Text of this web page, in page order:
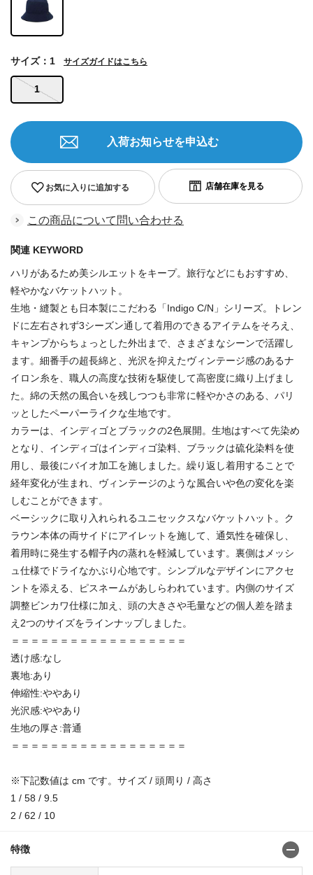
1
サイズ：1 サイズガイドはこちら
お気に入りに追加する
入荷お知らせを申込む
この商品について問い合わせる
関連 KEYWORD
ハリがあるため美シルエットをキープ。旅行などにもおすすめ、
軽やかなバケットハット。
生地・縫製とも日本製にこだわる「Indigo C/N」シリーズ。トレン
ドに左右されず3シーズン通して着用のできるアイテムをそろえ、
キャンプからちょっとした外出まで、さまざまなシーンで活躍し
ます。細番手の超長綿と、光沢を抑えたヴィンテージ感のあるナ
イロン糸を、職人の高度な技術を駆使して高密度に織り上げまし
た。綿の天然の風合いを残しつつも非常に軽やかさのある、パリ
ッとしたペーパーライクな生地です。
カラーは、インディゴとブラックの2色展開。生地はすべて先染め
となり、インディゴはインディゴ染料、ブラックは硫化染料を使
用し、最後にバイオ加工を施しました。繰り返し着用することで
経年変化が生まれ、ヴィンテージのような風合いや色の変化を楽
しむことができます。
ベーシックに取り入れられるユニセックスなバケットハット。ク
ラウン本体の両サイドにアイレットを施して、通気性を確保し、
着用時に発生する帽子内の蒸れを軽減しています。裏側はメッシ
ュ仕様でドライなかぶり心地です。シンプルなデザインにアクセ
ントを添える、ピスネームがあしらわれています。内側のサイズ
調整ビンカワ仕様に加え、頭の大きさや毛量などの個人差を踏ま
え2つのサイズをラインナップしました。
＝＝＝＝＝＝＝＝＝＝＝＝＝＝＝＝＝＝
透け感:なし
裏地:あり
伸縮性:ややあり
光沢感:ややあり
生地の厚さ:普通
＝＝＝＝＝＝＝＝＝＝＝＝＝＝＝＝＝＝
※下記数値は cm です。サイズ / 頭周り / 高さ
1 / 58 / 9.5
2 / 62 / 10
特徴